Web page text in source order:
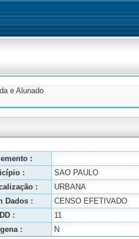
e Alunado
:
: SAO PAULO
: URBANA
Dados : CENSO EFETIVADO
: 11
: N